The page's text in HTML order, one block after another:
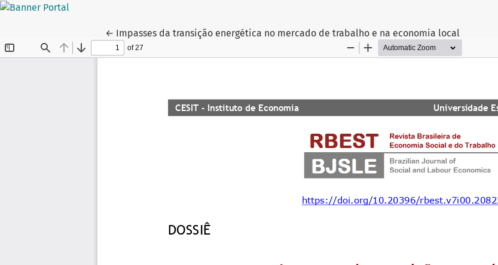
← Voltar aos Detalhes do Artigo
Impasses da transição energética no mercado de trabalho e na economia local